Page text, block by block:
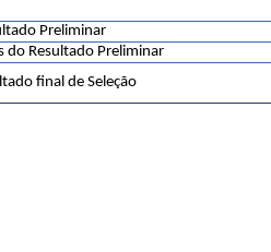
Preliminar
do Resultado Preliminar
final de Seleção